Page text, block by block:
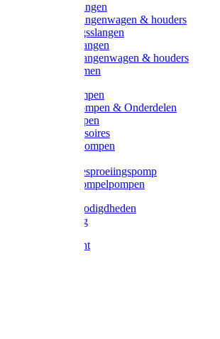
Overige slangen
Overige slangenwagen & houders
Beregeningsslangen
Gardena slangen
Gardena slangenwagen & houders
Slangklemmen
Leader pompen
Zwengelpompen & Onderdelen
Ebara pompen
Pompaccessoires
Excellent pompen
Gardena besproeiingspomp
Gardena dompelpompen
Tyleen benodigdheden
Tyleenslang
Lange bocht